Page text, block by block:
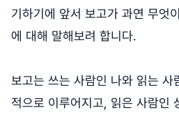
기하기에 앞서 보고가 과연 무엇
에 대해 말해보려 합니다.
보고는 쓰는 사람인 나와 읽는 사
적으로 이루어지고, 읽은 사람인